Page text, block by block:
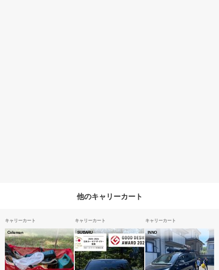
他のキャリーカート
キャリーカート
Coleman
キャリーカート
SUBARU
キャリーカート
INNO